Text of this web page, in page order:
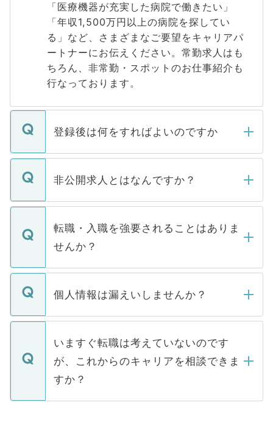
「医療機器が充実した病院で働きたい」
「年収1,500万円以上の病院を探してい
る」など、さまざまなご要望をキャリアパ
ートナーにお伝えください。常勤求人はも
ちろん、非常勤・スポットのお仕事紹介も
行なっております。
登録後は何をすればよいのですか
ご登録いただきましたら、弊社担当者がご
登録内容を確認し、その後メールもしくは
ます。通常、5営業日以内にはご連絡をせて
いただきますので、しばらくお待ちくださ
非公開求人とはなんですか？
マイナビDOCTORで取り扱っている求人の
うち約3割は、Webサイトからご覧いただ
けない「非公開求人」です。非公開求人は
下記の理由によって、一般には公開してい
ません。
■応募殺到を避けるため 人気のある医療機
関を公にしてしまうと、応募が殺到する場
に、医療機関が求める条件に合った人材の
みを人材紹介会社に依頼するケースが増え
ています。
転職・入職を強要されることはありま
せんか？
転職・入職を強要することは一切ありませ
ん。また、仮に応募先から内定をいただい
定を承諾する必要はありません。内定先へ
の辞退の連絡はキャリアパートナーが行い
個人情報は漏えいしませんか？
個人情報が漏えいすることはありませんの
で、ご安心ください。当サイトからの登録
などで収集したご登録者様の個人情報は、
ご本人のキャリアアップおよび転職活動の
支援を目的に使用いたします。お預かりし
ているすべての個人データはご本人の許可
いますぐ転職は考えていないのです
が、これからのキャリアを相談できま
すか？